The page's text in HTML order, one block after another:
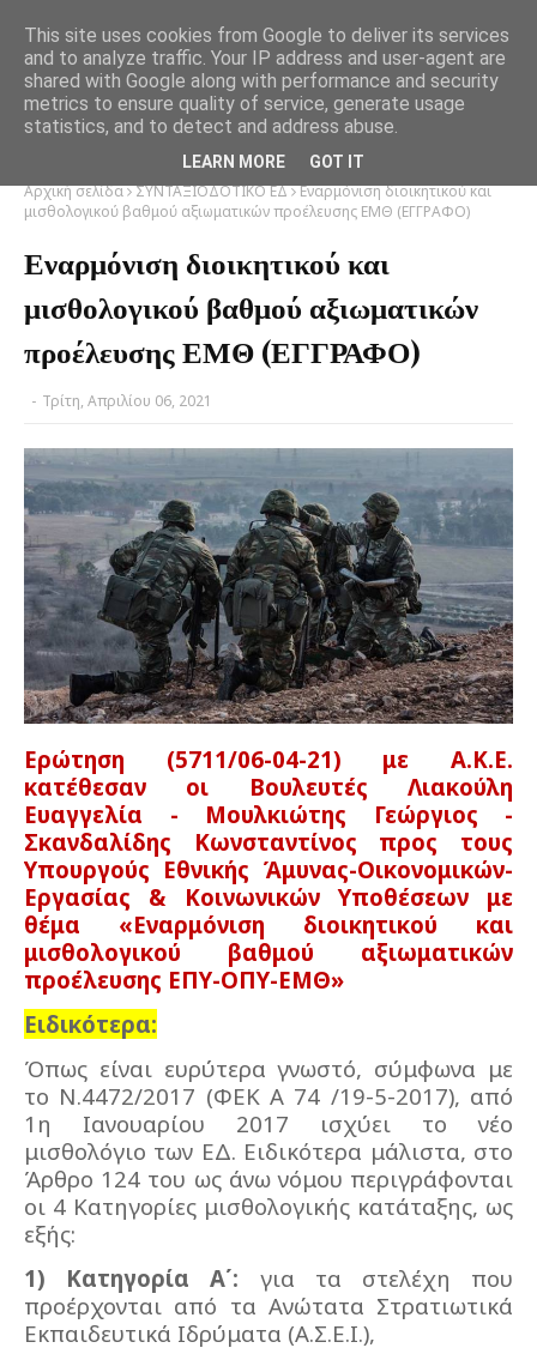
Αρχική σελίδα ΣΥΝΤΑΞΙΟΔΟΤΙΚΟ ΕΔ Εναρμόνιση διοικητικού και
μισθολογικού βαθμού αξιωματικών προέλευσης ΕΜΘ (ΕΓΓΡΑΦΟ)
Εναρμόνιση διοικητικού και
μισθολογικού βαθμού αξιωματικών
προέλευσης ΕΜΘ (ΕΓΓΡΑΦΟ)
- Τρίτη, Απριλίου 06, 2021
Ερώτηση (5711/06-04-21) με Α.Κ.Ε.
κατέθεσαν οι Βουλευτές Λιακούλη
Ευαγγελία - Μουλκιώτης Γεώργιος -
Σκανδαλίδης Κωνσταντίνος προς τους
Υπουργούς Εθνικής Άμυνας-Οικονομικών-
Εργασίας & Κοινωνικών Υποθέσεων με
θέμα «Εναρμόνιση διοικητικού και
μισθολογικού βαθμού αξιωματικών
προέλευσης ΕΠΥ-ΟΠΥ-ΕΜΘ»
Ειδικότερα:
Όπως είναι ευρύτερα γνωστό, σύμφωνα με
το Ν.4472/2017 (ΦΕΚ Α 74 /19-5-2017), από
1η Ιανουαρίου 2017 ισχύει το νέο
μισθολόγιο των ΕΔ. Ειδικότερα μάλιστα, στο
Άρθρο 124 του ως άνω νόμου περιγράφονται
οι 4 Κατηγορίες μισθολογικής κατάταξης, ως
εξής:
1) Κατηγορία Α΄: για τα στελέχη που
προέρχονται από τα Ανώτατα Στρατιωτικά
Εκπαιδευτικά Ιδρύματα (Α.Σ.Ε.Ι.),
This site uses cookies from Google to deliver its services
and to analyze traffic. Your IP address and user-agent are
shared with Google along with performance and security
metrics to ensure quality of service, generate usage
statistics, and to detect and address abuse.
LEARN MORE GOT IT